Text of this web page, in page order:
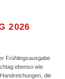
2026
Frühlingsausgabe
ebenso wie
die